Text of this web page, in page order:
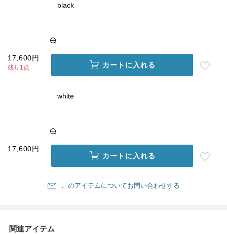
black
17,600円
残り1点 カートに入れる
white
17,600円
カートに入れる
このアイテムについてお問い合わせする
関連アイテム